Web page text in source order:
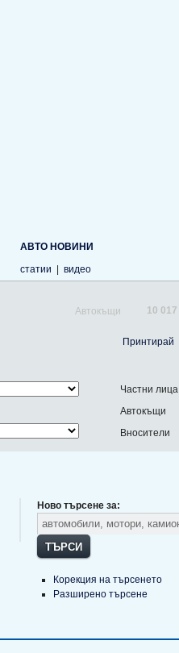
АВТО НОВИНИ
статии
видео
Автокъщи 10 017
Принтирай
Частни лица
Автокъщи
Вносители
Ново търсене за:
ТЪРСИ
Корекция на търсенето
Разширено търсене